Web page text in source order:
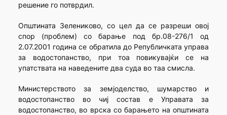
решение го потврдил.
Општината Зелениково, со цел да се разреши овој
спор (проблем) со барање под бр.08-276/1 од
2.07.2001 година се обратила до Републичката управа
за водостопанство, при тоа повикувајќи се на
упатствата на наведените два суда во таа смисла.
Министерството за земјоделство, шумарство и
водостопанство во чиј состав е Управата за
водостопанство, во врска со барањето на општината